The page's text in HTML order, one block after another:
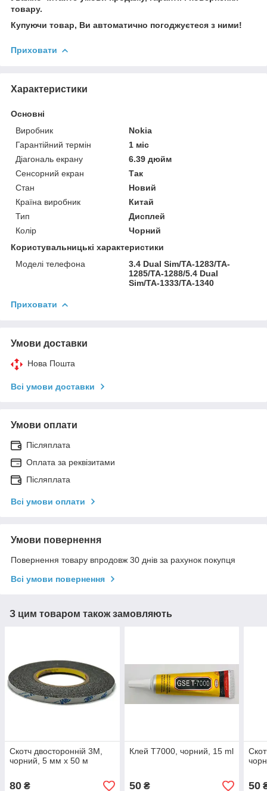
товару.
Купуючи товар, Ви автоматично погоджуєтеся з ними!
Приховати
Характеристики
Основні
Виробник
Nokia
Гарантійний термін
1 міс
Діагональ екрану
6.39 дюйм
Сенсорний екран
Так
Стан
Новий
Країна виробник
Китай
Тип
Дисплей
Колір
Чорний
Користувальницькі характеристики
Моделі телефона
3.4 Dual Sim/TA-1283/TA-
1285/TA-1288/5.4 Dual
Sim/TA-1333/TA-1340
Приховати
Умови доставки
Нова Пошта
Всі умови доставки
Умови оплати
Післяплата
Оплата за реквізитами
Післяплата
Всі умови оплати
Умови повернення
Повернення товару впродовж 30 днів за рахунок покупця
Всі умови повернення
З цим товаром також замовляють
Скотч двосторонній 3M,
чорний, 5 мм x 50 м
80 ₴
Клей T7000, чорний, 15 ml
50₴ 50